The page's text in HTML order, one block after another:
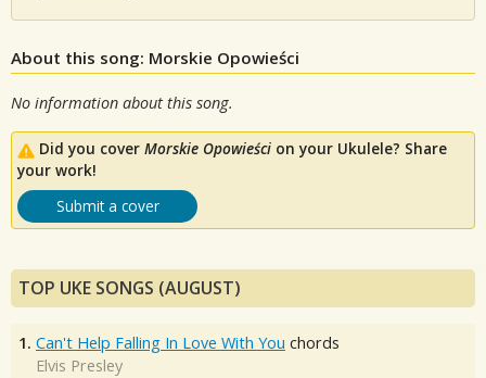
About this song: Morskie Opowieści
No information about this song.
Did you cover Morskie Opowieści on your Ukulele? Share
your work!
Submit a cover
TOP UKE SONGS (AUGUST)
1. Can't Help Falling In Love With You chords
Elvis Presley